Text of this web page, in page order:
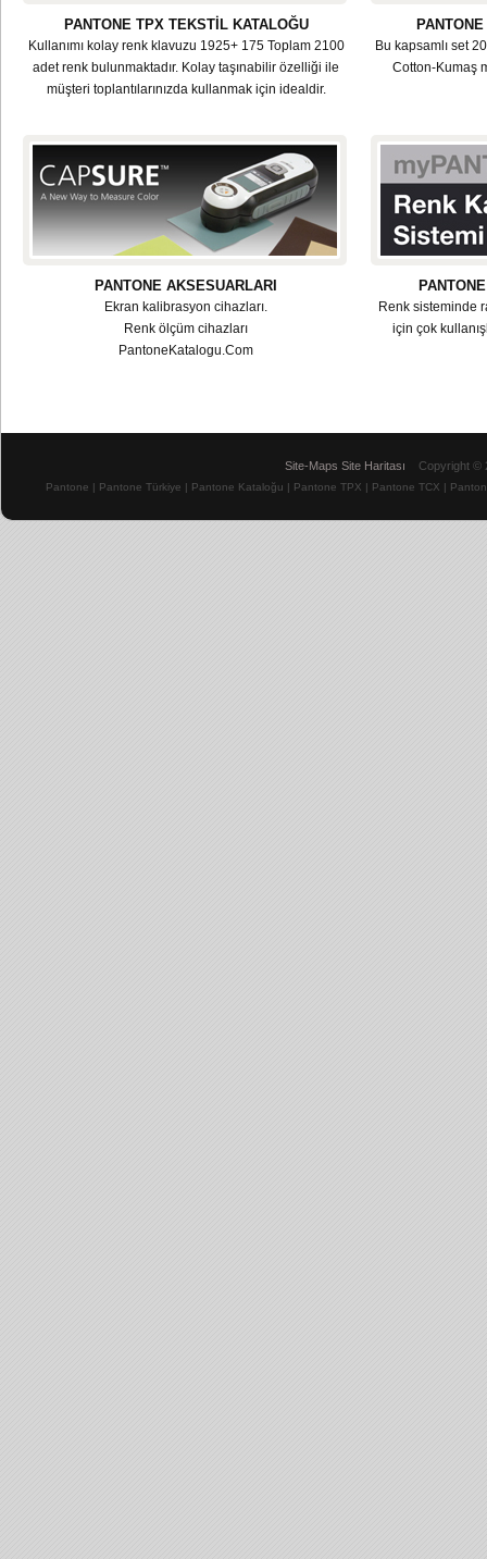
PANTONE TPX TEKSTİL KATALOĞU
Kullanımı kolay renk klavuzu 1925+ 175 Toplam 2100
adet renk bulunmaktadır. Kolay taşınabilir özelliği ile
müşteri toplantılarınızda kullanmak için idealdir.
Bu kapsamlı set
Cotton-Kumaş
PANTONE AKSESUARLARI
Ekran kalibrasyon cihazları.
Renk ölçüm cihazları
PantoneKatalogu.Com
Renk sisteminde
için çok
Site-Maps Site Haritası Copyright ©
Pantone | Pantone Türkiye | Pantone Kataloğu | Pantone TPX | Pantone TCX |